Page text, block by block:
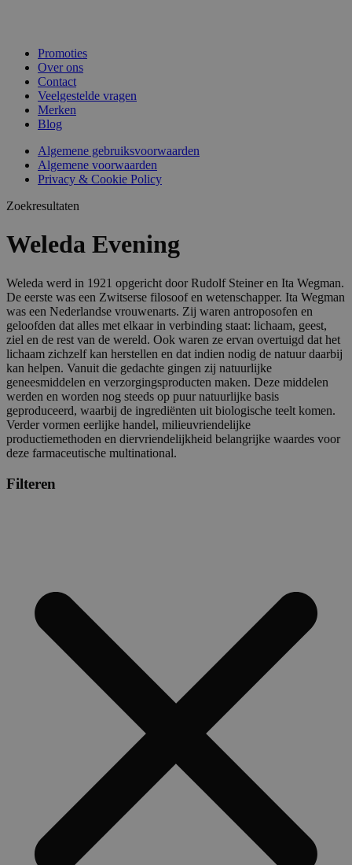
Promoties
Over ons
Contact
Veelgestelde vragen
Merken
Blog
Algemene gebruiksvoorwaarden
Algemene voorwaarden
Privacy & Cookie Policy
Zoekresultaten
Weleda Evening
Weleda werd in 1921 opgericht door Rudolf Steiner en Ita Wegman.
De eerste was een Zwitserse filosoof en wetenschapper. Ita Wegman
was een Nederlandse vrouwenarts. Zij waren antroposofen en
geloofden dat alles met elkaar in verbinding staat: lichaam, geest,
ziel en de rest van de wereld. Ook waren ze ervan overtuigd dat het
lichaam zichzelf kan herstellen en dat indien nodig de natuur daarbij
kan helpen. Vanuit die gedachte gingen zij natuurlijke
geneesmiddelen en verzorgingsproducten maken. Deze middelen
werden en worden nog steeds op puur natuurlijke basis
geproduceerd, waarbij de ingrediënten uit biologische teelt komen.
Verder vormen eerlijke handel, milieuvriendelijke
productiemethoden en diervriendelijkheid belangrijke waardes voor
deze farmaceutische multinational.
Filteren